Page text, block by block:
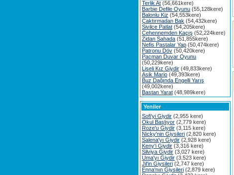
Terlik At (56,661kere)
Barbie Defile Oyunu (55,128kere)
Balonlu Kiz (54,553kere)
Çaktırmadan Bak (54,432kere)
Sivilce Patlat (54,205kere)
Cehennemden Kaçış (52,224kere)
Zidan Sahada (51,855kere)
Nefis Pastalar Yap (50,474kere)
Patronu Döv (50,420kere)
Pacman Duvar Oyunu
(50,229kere)
Liseli Kız Giydir (49,833kere)
Asik Mario (49,393kere)
Buz Dağında Engelli Yarış
(49,002kere)
Bastan Yarat (48,989kere)
Yeniler
Sofi'yi Giydir (2,955 kere)
Okul Başlıyor (2,779 kere)
Roze'u Giydir (3,115 kere)
Nicky'nin Giysileri (2,820 kere)
Salena'yı Giydir (2,928 kere)
Keny'i Giydir (3,316 kere)
Silviya Giydir (3,027 kere)
Uma'yı Giydir (3,523 kere)
Jil'in Giysileri (2,747 kere)
Enna'nın Giysileri (2,879 kere)